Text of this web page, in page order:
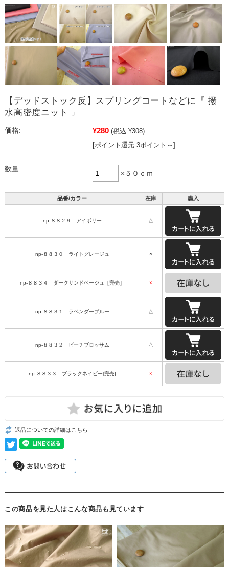
【デッドストック反】スプリングコートなどに『 撥
水高密度ニット 』
価格: ¥280 (税込 ¥308)
[ポイント還元 3ポイント～]
数量:
×５０ｃｍ
品番/カラー 在庫 購入
np-８８２９ アイボリー △
np-８８３０ ライトグレージュ ○
np-８８３４ ダークサンドベージュ［完売］ ×
np-８８３１ ラベンダーブルー △
np-８８３２ ピーチブロッサム △
np-８８３３ ブラックネイビー[完売] ×
返品についての詳細はこちら
この商品を見た人はこんな商品も見ています